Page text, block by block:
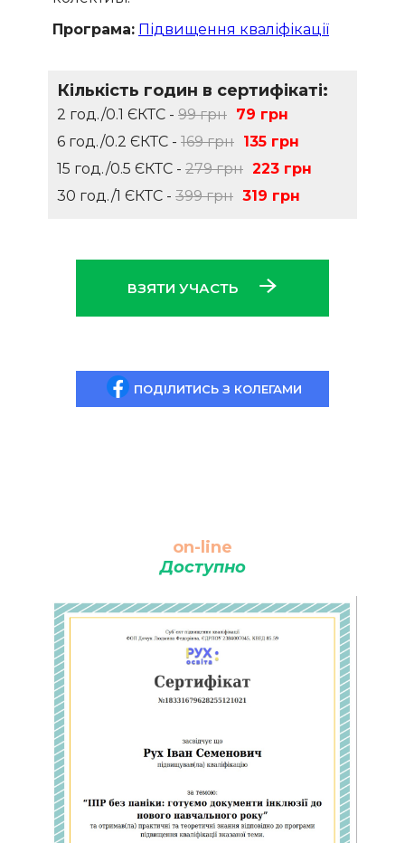
Програма: Підвищення кваліфікації
Кількість годин в сертифікаті:
2 год./0.1 ЄКТС - 99 грн 79 грн
6 год./0.2 ЄКТС - 169 грн 135 грн
15 год./0.5 ЄКТС - 279 грн 223 грн
30 год./1 ЄКТС - 399 грн 319 грн
ВЗЯТИ УЧАСТЬ
ПОДІЛИТИСЬ З КОЛЕГАМИ
on-line
Доступно